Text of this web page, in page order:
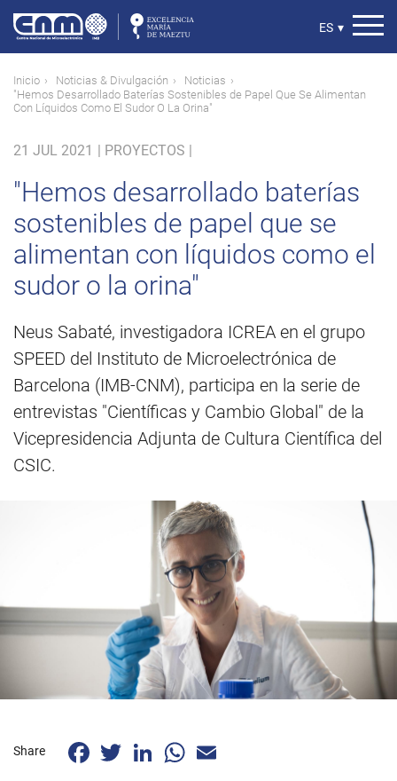
contenido
principal
Select
ES ▾
Ruta
de
Inicio Noticias & Divulgación
Noticias
"Hemos Desarrollado Baterías Sostenibles de Papel Que Se Alimentan
Con Líquidos Como El Sudor O La Orina"
21 JUL 2021 | PROYECTOS |
"Hemos desarrollado baterías
sostenibles de papel que se
alimentan con líquidos como el
sudor o la orina"
Neus Sabaté, investigadora ICREA en el grupo
SPEED del Instituto de Microelectrónica de
Barcelona (IMB-CNM), participa en la serie de
entrevistas "Científicas y Cambio Global" de la
Vicepresidencia Adjunta de Cultura Científica del
CSIC.
Share FacebookTwitterLinkedInWhatsApp